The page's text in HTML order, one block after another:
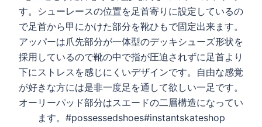
す。シューレースの位置を足首寄りに設定しているの
で足首から甲にかけた部分を靴ひもで固定出来ます。
アッパーは爪先部分が一体型のデッキシューズ形状を
採用しているので靴の中で指が圧迫されずに足首より
下にストレスを感じにくいデザインです。自由な感覚
が好きな方には是非一度足を通して欲しい一足です。
オーリーパッド部分はスエードの二層構造になってい
ます。#possessedshoes#instantskateshop